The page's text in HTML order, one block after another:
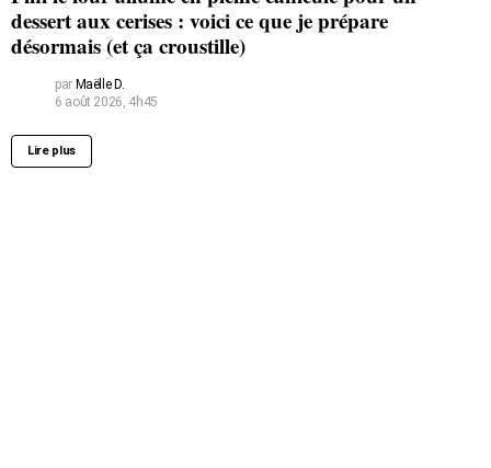
dessert aux cerises : voici ce que je prépare
désormais (et ça croustille)
par Maëlle D.
6 août 2026, 4h45
Lire plus